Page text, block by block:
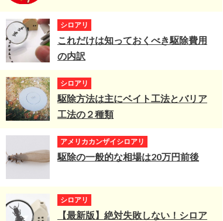
シロアリ
これだけは知っておくべき駆除費用
の内訳
シロアリ
駆除方法は主にベイト工法とバリア
工法の２種類
アメリカカンザイシロアリ
駆除の一般的な相場は20万円前後
シロアリ
【最新版】絶対失敗しない！シロア